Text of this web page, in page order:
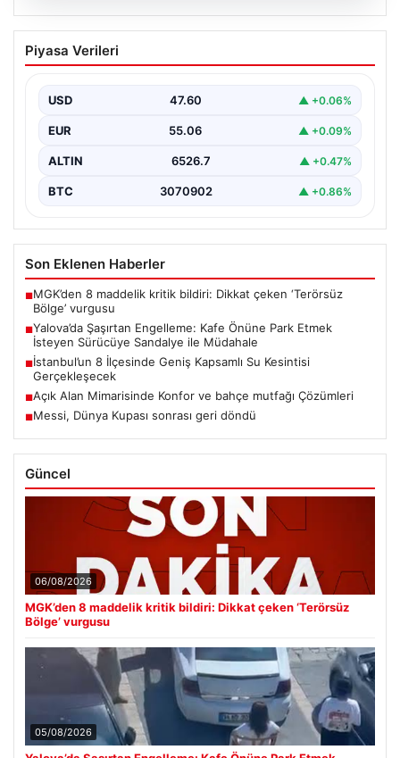
05.08.2026
Yalova’da Şaşırtan Engelleme: Kafe
Önüne Park Etmek İsteyen Sürücüye
Yalova'da yaşanan sıra dışı bir olay, gündeme damgasını
Piyasa Verileri
USD 47.60 ▲ +0.06%
EUR 55.06 ▲ +0.09%
ALTIN 6526.7 ▲ +0.47%
BTC 3070902 ▲ +0.86%
Son Eklenen Haberler
■MGK’den 8 maddelik kritik bildiri: Dikkat çeken ‘Terörsüz
Bölge’ vurgusu
■Yalova’da Şaşırtan Engelleme: Kafe Önüne Park Etmek
İsteyen Sürücüye Sandalye ile Müdahale
■İstanbul’un 8 İlçesinde Geniş Kapsamlı Su Kesintisi
Gerçekleşecek
■Açık Alan Mimarisinde Konfor ve bahçe mutfağı Çözümleri
■Messi, Dünya Kupası sonrası geri döndü
Güncel
06/08/2026
MGK’den 8 maddelik kritik bildiri: Dikkat çeken ‘Terörsüz
Bölge’ vurgusu
05/08/2026